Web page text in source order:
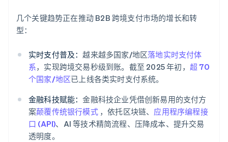
几个关键趋势正在推动 B2B 跨境支付市场的增长和转
型：
实时支付普及：越来越多国家/地区落地实时支付体
系，实现跨境交易秒级到账。截至 2025 年初， 超 70
个国家/地区已上线各类实时支付系统。
金融科技赋能：金融科技企业凭借创新易用的支付方
案颠覆传统银行模式 ，依托区块链、 应用程序编程接
口 (API)、AI 等技术精简流程、压降成本、提升交易
透明度。